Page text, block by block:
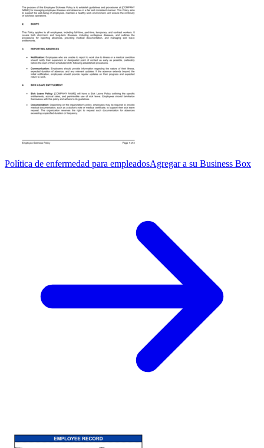
Política de enfermedad para empleadosAgregar a su Business Box